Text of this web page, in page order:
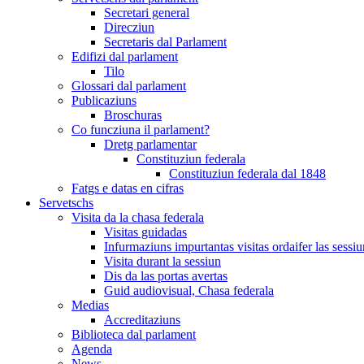
Secretari general
Direcziun
Secretaris dal Parlament
Edifizi dal parlament
Tilo
Glossari dal parlament
Publicaziuns
Broschuras
Co funcziuna il parlament?
Dretg parlamentar
Constituziun federala
Constituziun federala dal 1848
Fatgs e datas en cifras
Servetschs
Visita da la chasa federala
Visitas guidadas
Infurmaziuns impurtantas visitas ordaifer las
Visita durant la sessiun
Dis da las portas avertas
Guid audiovisual, Chasa federala
Medias
Accreditaziuns
Biblioteca dal parlament
Agenda